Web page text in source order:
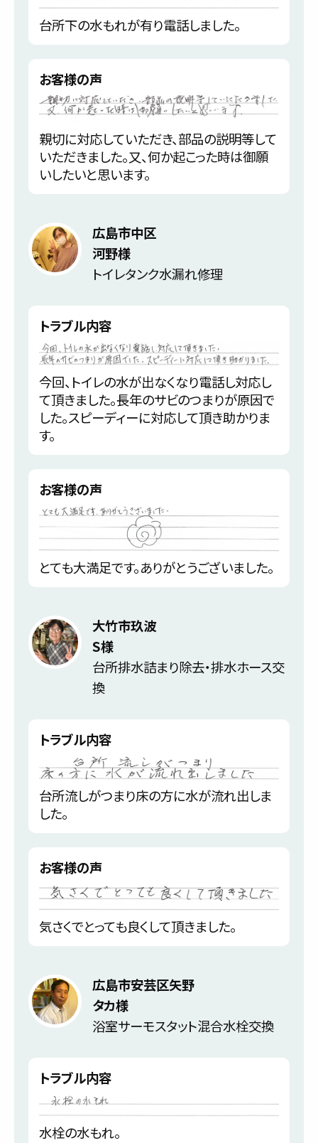
台所下の水もれが有り電話しました。
お客様の声
親切に対応していただき、部品の説明等して
いただきました。又、何か起こった時は御願
いしたいと思います。
広島市中区
河野様
トイレタンク水漏れ修理
トラブル内容
今回、トイレの水が出なくなり電話し対応し
て頂きました。長年のサビのつまりが原因で
した。スピーディーに対応して頂き助かりま
す。
お客様の声
とても大満足です。ありがとうございました。
大竹市玖波
S様
台所排水詰まり除去・排水ホース交
換
トラブル内容
台所流しがつまり床の方に水が流れ出しま
した。
お客様の声
気さくでとっても良くして頂きました。
広島市安芸区矢野
タカ様
浴室サーモスタット混合水栓交換
トラブル内容
水栓の水もれ。